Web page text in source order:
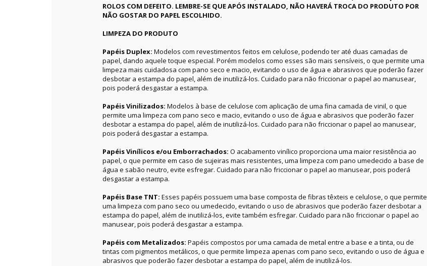
ROLOS COM DEFEITO. LEMBRE-SE QUE APÓS INSTALADO, NÃO HAVERÁ TROCA DO PRODUTO POR
NÃO GOSTAR DO PAPEL ESCOLHIDO.
LIMPEZA DO PRODUTO
Papéis Duplex: Modelos com revestimentos feitos em celulose, podendo ter até duas camadas de
papel, dando aquele toque especial. Porém modelos como esses são mais sensíveis, o que permite uma
limpeza mais cuidadosa com pano seco e macio, evitando o uso de água e abrasivos que poderão fazer
desbotar a estampa do papel, além de inutilizá-los. Cuidado para não friccionar o papel ao manusear,
pois poderá desgastar a estampa.
Papéis Vinilizados: Modelos à base de celulose com aplicação de uma fina camada de vinil, o que
permite uma limpeza com pano seco e macio, evitando o uso de água e abrasivos que poderão fazer
desbotar a estampa do papel, além de inutilizá-los. Cuidado para não friccionar o papel ao manusear,
pois poderá desgastar a estampa.
Papéis Vinílicos e/ou Emborrachados: O acabamento vinílico proporciona uma maior resistência ao
papel, o que permite em caso de sujeiras mais resistentes, uma limpeza com pano umedecido a base de
água e sabão neutro, evite esfregar. Cuidado para não friccionar o papel ao manusear, pois poderá
desgastar a estampa.
Papéis Base TNT: Esses papéis possuem uma base composta de fibras têxteis e celulose, o que permite
uma limpeza com pano seco ou umedecido, evitando o uso de abrasivos que poderão fazer desbotar a
estampa do papel, além de inutilizá-los, evite também esfregar. Cuidado para não friccionar o papel ao
manusear, pois poderá desgastar a estampa.
Papéis com Metalizados: Papéis compostos por uma camada de metal entre a base e a tinta, ou de
tintas com pigmentos metálicos, o que permite limpeza apenas com pano seco, evitando o uso de água e
abrasivos que poderão fazer desbotar a estampa do papel, além de inutilizá-los.